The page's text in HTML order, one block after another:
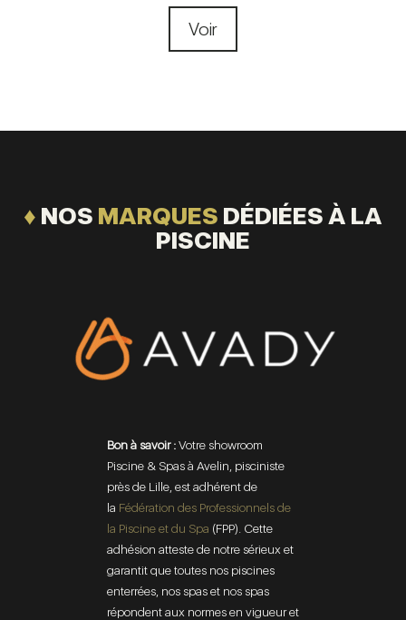
Voir
♦ NOS MARQUES DÉDIÉES À LA
PISCINE
Bon à savoir :Votre showroom
Piscine & Spas à Avelin, pisciniste
près de Lille, est adhérent de
la Fédération des Professionnels de
la Piscine et du Spa (FPP). Cette
adhésion atteste de notre sérieux et
garantit que toutes nos piscines
enterrées, nos spas et nos spas
répondent aux normes en vigueur et